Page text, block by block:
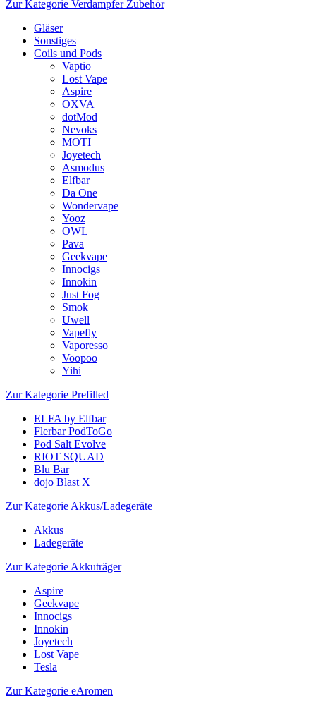
Zur Kategorie Verdampfer Zubehör
Gläser
Sonstiges
Coils und Pods
Vaptio
Lost Vape
Aspire
OXVA
dotMod
Nevoks
MOTI
Joyetech
Asmodus
Elfbar
Da One
Wondervape
Yooz
OWL
Pava
Geekvape
Innocigs
Innokin
Just Fog
Smok
Uwell
Vapefly
Vaporesso
Voopoo
Yihi
Zur Kategorie Prefilled
ELFA by Elfbar
Flerbar PodToGo
Pod Salt Evolve
RIOT SQUAD
Blu Bar
dojo Blast X
Zur Kategorie Akkus/Ladegeräte
Akkus
Ladegeräte
Zur Kategorie Akkuträger
Aspire
Geekvape
Innocigs
Innokin
Joyetech
Lost Vape
Tesla
Zur Kategorie eAromen